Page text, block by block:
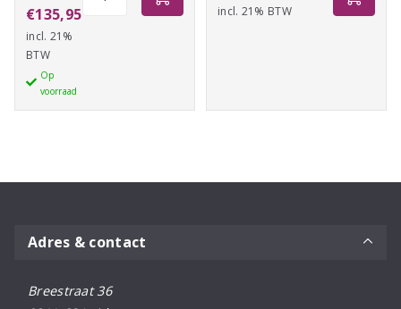
prijs
was:
€135,95Huidige
incl. 21%
BTW
Op
voorraad
prijs
prijs
incl. 21% BTW
Adres & contact
Breestraat 36